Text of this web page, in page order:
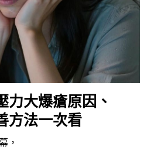
力大爆瘡原因、
方法一次看
，